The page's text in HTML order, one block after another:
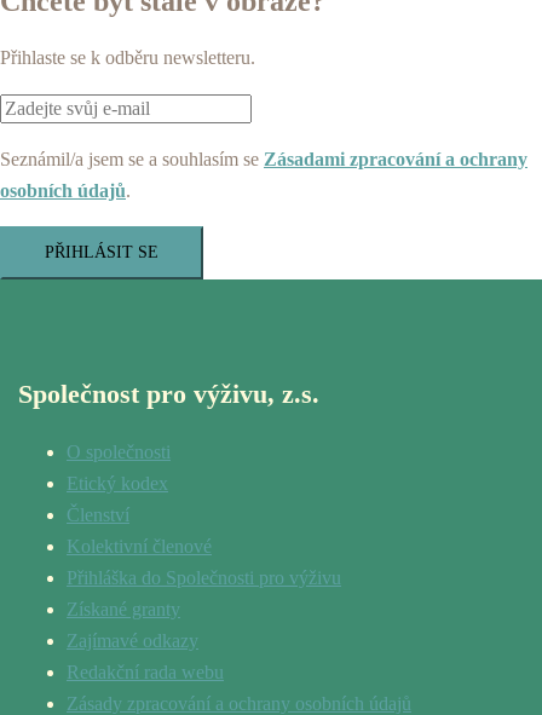
Přihlaste se k odběru newsletteru.
Seznámil/a jsem se a souhlasím se Zásadami zpracování a ochrany
osobních údajů.
PŘIHLÁSIT SE
Společnost pro výživu, z.s.
O společnosti
Etický kodex
Členství
Kolektivní členové
Přihláška do Společnosti pro výživu
Získané granty
Zajímavé odkazy
Redakční rada webu
Zásady zpracování a ochrany osobních údajů